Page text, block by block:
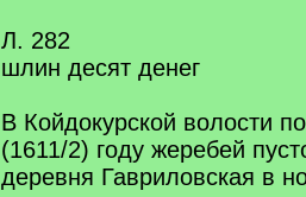
Л. 282
шлин десят денег
В Койдокурской волости
(1611/2) году жеребей
деревня Гавриловская в